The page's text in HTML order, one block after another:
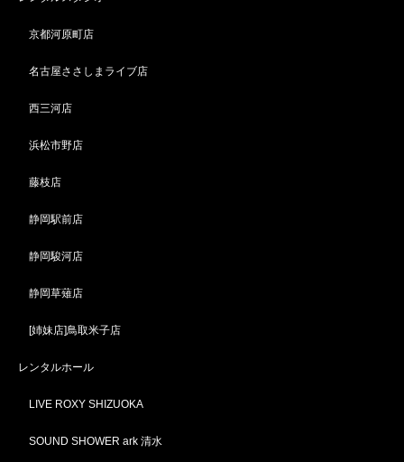
京都河原町店
名古屋ささしまライブ店
西三河店
浜松市野店
藤枝店
静岡駅前店
静岡駿河店
静岡草薙店
[姉妹店]鳥取米子店
レンタルホール
LIVE ROXY SHIZUOKA
SOUND SHOWER ark 清水